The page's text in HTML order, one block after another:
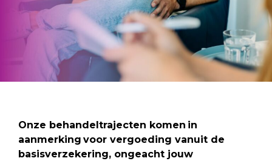
Onze behandeltrajecten komen in
aanmerking voor vergoeding vanuit de
basisverzekering, ongeacht jouw